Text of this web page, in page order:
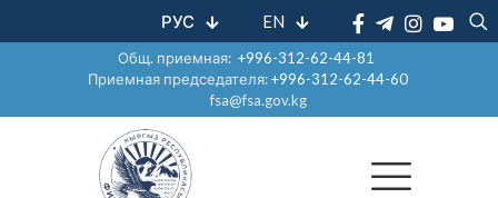
РУС EN
Общ. приемная:+996-312-62-44-81
Приемная председателя:+996-312-62-44-60
fsa@fsa.gov.kg